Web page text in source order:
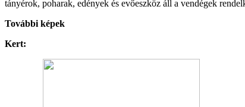
tányérok, poharak, edények és evőeszköz áll a vendégek
További képek
Kert: